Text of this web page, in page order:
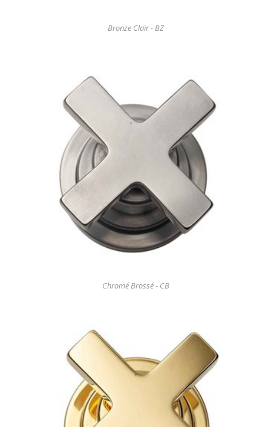
Bronze Clair - BZ
Chromé Brossé - CB